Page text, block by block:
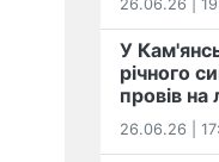
26.06.26 |
У
річного
провів
26.06.26 |